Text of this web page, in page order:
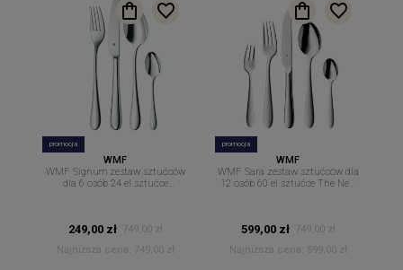
promocja
WMF
WMF Signum zestaw sztućców
dla 6 osób 24 el sztućce
249,00 zł
749,00 zł
Najniższa cena:
749,00 zł
promocja
WMF
WMF Sara zestaw sztućców dla
12 osób 60 el sztućce The New
599,00 zł
749,00 zł
Najniższa cena:
599,00 zł